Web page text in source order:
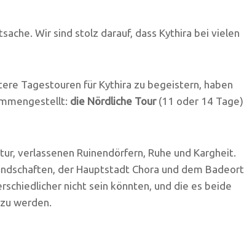
Wir sind stolz darauf, dass Kythira bei vielen
Tagestouren für Kythira zu begeistern, haben
die Nördliche Tour (11 oder 14 Tage)
verlassenen Ruinendörfern, Ruhe und Kargheit.
der Hauptstadt Chora und dem Badeort
nicht sein könnten, und die es beide
werden.